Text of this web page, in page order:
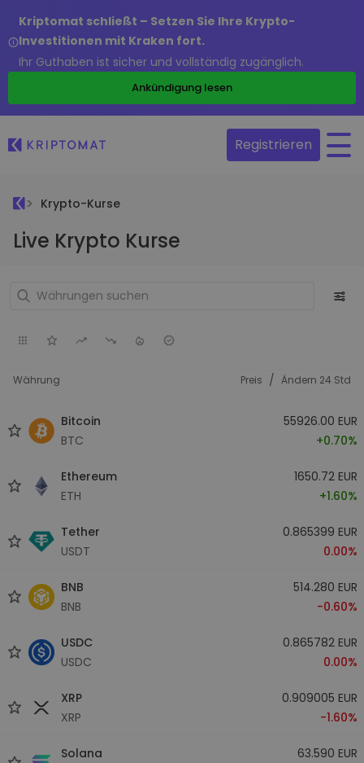
Kriptomat schließt – Setzen Sie Ihre Krypto-
Investitionen mit Kraken fort.
Ihr Guthaben ist sicher und vollständig zugänglich.
Ankündigung lesen
Registrieren
Krypto-Kurse
Live Krypto Kurse
Währung Preis / Ändern 24 Std
Bitcoin
BTC
55926.00 EUR
+0.70%
Ethereum
ETH
1650.72 EUR
+1.60%
Tether
USDT
0.865399 EUR
0.00%
BNB
BNB
514.280 EUR
-0.60%
USDC
USDC
0.865782 EUR
0.00%
XRP
XRP
0.909005 EUR
-1.60%
Solana
63.590 EUR